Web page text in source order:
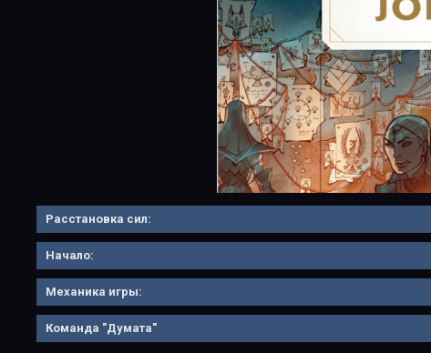
Расстановка сил:
Начало:
Механика игры:
Команда "Думата"